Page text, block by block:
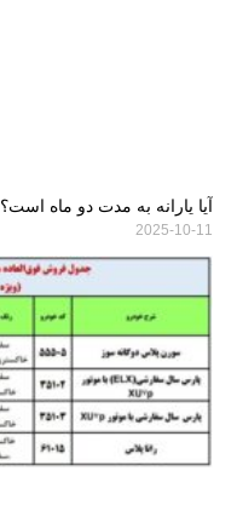
آیا یارانه به مدت دو ماه است؟
2025-10-11